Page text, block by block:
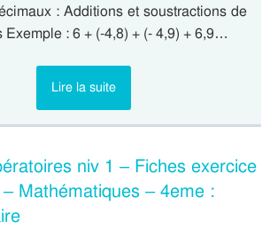
: Additions et soustractions de
Exemple : 6 + (-4,8) + (- 4,9) + 6,9…
Lire la suite
niv 1 – Fiches exercice
Mathématiques – 4eme :